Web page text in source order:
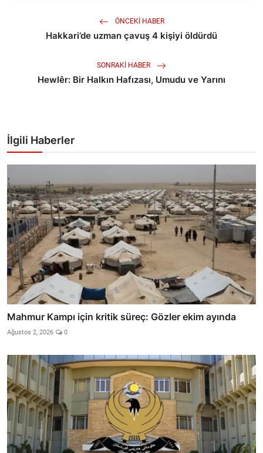
ÖNCEKI HABER
Hakkari’de uzman çavuş 4 kişiyi öldürdü
SONRAKI HABER
Hewlêr: Bir Halkın Hafızası, Umudu ve Yarını
İlgili Haberler
Mahmur Kampı için kritik süreç: Gözler ekim ayında
Ağustos 2, 2026 0